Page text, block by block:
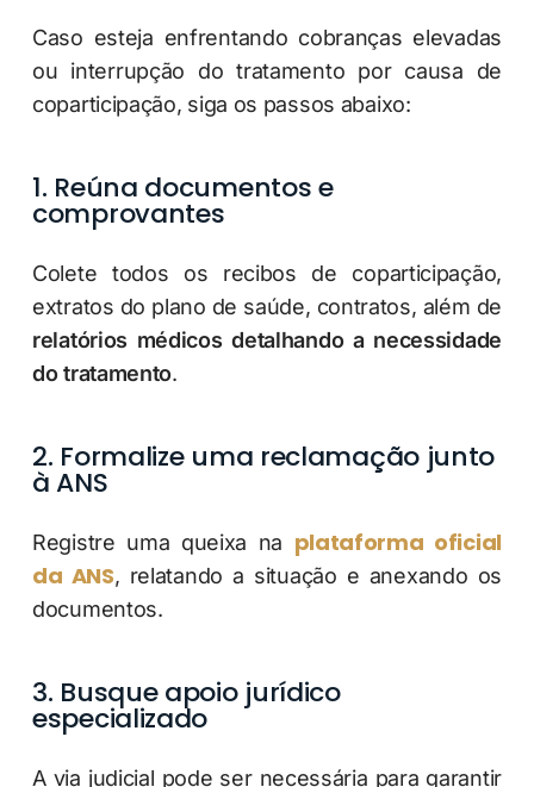
Caso esteja enfrentando cobranças elevadas
ou interrupção do tratamento por causa de
coparticipação, siga os passos abaixo:
1. Reúna documentos e
comprovantes
Colete todos os recibos de coparticipação,
extratos do plano de saúde, contratos, além de
relatórios médicos detalhando a necessidade
do tratamento.
2. Formalize uma reclamação junto
à ANS
Registre uma queixa na plataforma oficial
da ANS, relatando a situação e anexando os
documentos.
3. Busque apoio jurídico
especializado
A via judicial pode ser necessária para garantir